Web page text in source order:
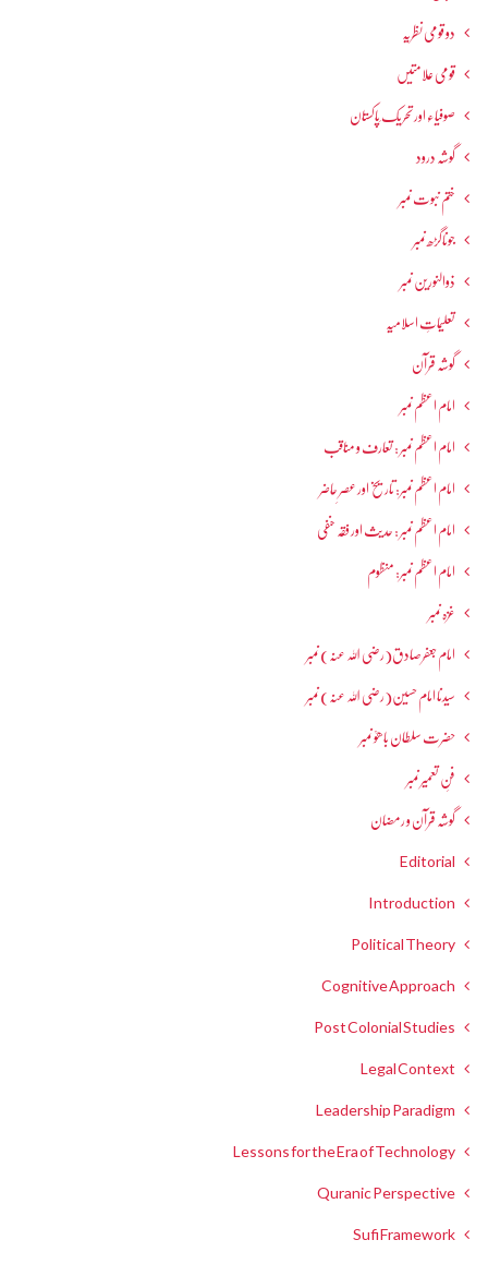
دو قومی نظریہ
قومی علامتیں
صوفیاء اور تحریک ِپاکستان
گوشہ درود
ختم نبوت نمبر
جوناگڑھ نمبر
ذوالنورین نمبر
تعلیماتِ اسلامیہ
گوشہ قرآن
امام اعظم نمبر
امام اعظم نمبر : تعارف و مناقب
امام اعظم نمبر: تاریخ اور عصرِ حاضر
امام اعظم نمبر : حدیث اور فقہ حنفی
امام اعظم نمبر: منظوم
غزہ نمبر
امام جعفرصادق(رضی اللہ عنہ) نمبر
سیدنا امام حسین(رضی اللہ عنہ) نمبر
حضرت سلطان باھوؒ نمبر
فنِ تعمیر نمبر
گوشہ قرآن و رمضان
Editorial
Introduction
Political Theory
Cognitive Approach
Post Colonial Studies
Legal Context
Leadership Paradigm
Lessons for the Era of Technology
Quranic Perspective
Sufi Framework